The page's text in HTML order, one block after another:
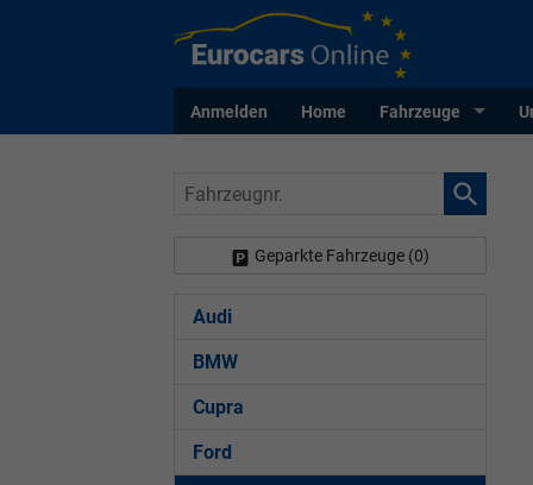
Anmelden Home Fahrzeuge
Fahrzeugnr.
Geparkte Fahrzeuge (0)
Audi
BMW
Cupra
Ford